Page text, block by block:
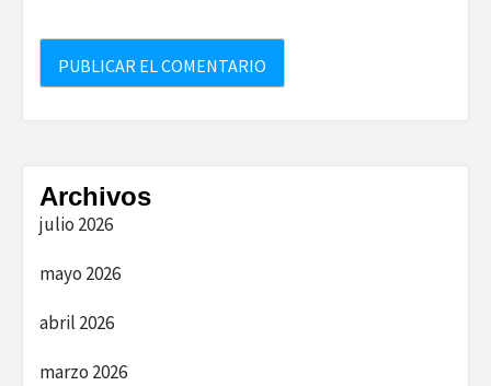
Archivos
julio 2026
mayo 2026
abril 2026
marzo 2026